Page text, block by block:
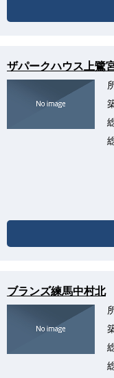
ザパークハウス上鷺
ブランズ練馬中村北